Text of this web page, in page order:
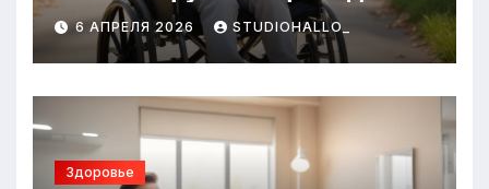
6 АПРЕЛЯ 2026 STUDIOHALLO_
Здоровье